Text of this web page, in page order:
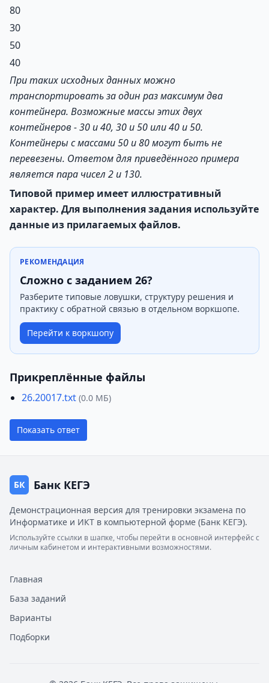
80
30
50
40
При таких исходных данных можно
транспортировать за один раз максимум два
контейнера. Возможные массы этих двух
контейнеров -30 и 40, 30 и 50 или 40 и 50.
Контейнеры с массами 50 и 80 могут быть не
перевезены. Ответом для приведённого примера
является пара чисел 2 и 130.
Типовой пример имеет иллюстративный
характер. Для выполнения задания используйте
данные из прилагаемых файлов.
РЕКОМЕНДАЦИЯ
Сложно с заданием 26?
Разберите типовые ловушки, структуру решения и
практику с обратной связью в отдельном воркшопе.
Перейти к воркшопу
Прикреплённые файлы
26.20017.txt (0.0 МБ)
Показать ответ
БК Банк КЕГЭ
Демонстрационная версия для тренировки экзамена по
Информатике и ИКТ в компьютерной форме (Банк КЕГЭ).
Используйте ссылки в шапке, чтобы перейти в основной интерфейс с
личным кабинетом и интерактивными возможностями.
Главная
База заданий
Варианты
Подборки